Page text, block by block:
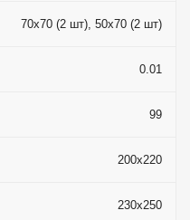
70x70 (2 шт), 50x70 (2 шт)
0.01
99
200x220
230x250